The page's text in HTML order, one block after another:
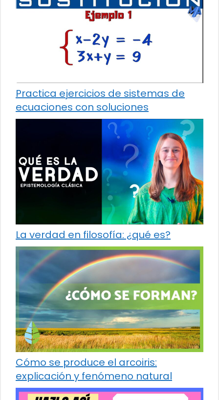
Practica ejercicios de sistemas de
ecuaciones con soluciones
La verdad en filosofía: ¿qué es?
Cómo se produce el arcoiris:
explicación y fenómeno natural